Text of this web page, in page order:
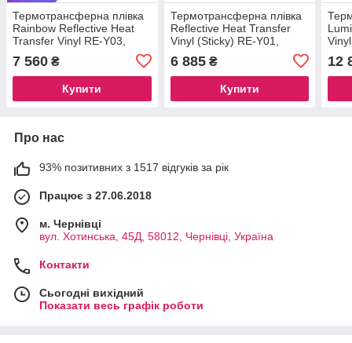
Термотрансферна плівка
Rainbow Reflective Heat
Transfer Vinyl RE-Y03,
7 560 ₴
Купити
Термотрансферна плівка
Reflective Heat Transfer
Vinyl (Sticky) RE-Y01,
6 885₴
Купити
12
Про нас
93% позитивних з 1517 відгуків за рік
Працює з 27.06.2018
м. Чернівці
вул. Хотинська, 45Д, 58012, Чернівці, Україна
Контакти
Сьогодні вихідний
Показати весь графік роботи